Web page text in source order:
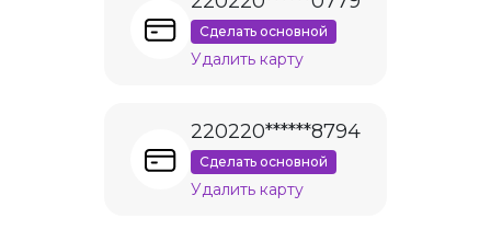
Сделать основной
Удалить карту
220220******8794
Сделать основной
Удалить карту